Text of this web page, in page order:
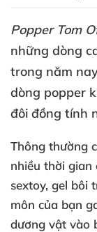
Popper Tom
những dòng
trong năm
dòng popper
đôi đồng tính
Thông thường
nhiều thời gian
sextoy, gel bôi
môn của bạn
dương vật vào